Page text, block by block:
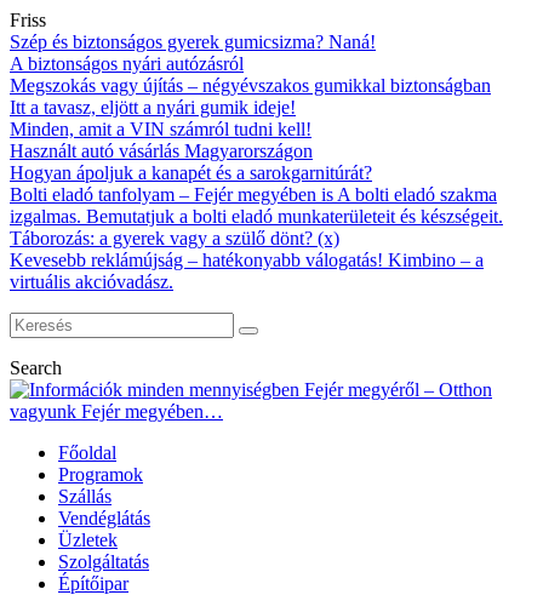
Friss
Szép és biztonságos gyerek gumicsizma? Naná!
A biztonságos nyári autózásról
Megszokás vagy újítás – négyévszakos gumikkal biztonságban
Itt a tavasz, eljött a nyári gumik ideje!
Minden, amit a VIN számról tudni kell!
Használt autó vásárlás Magyarországon
Hogyan ápoljuk a kanapét és a sarokgarnitúrát?
Bolti eladó tanfolyam – Fejér megyében is A bolti eladó szakma
izgalmas. Bemutatjuk a bolti eladó munkaterületeit és készségeit.
Táborozás: a gyerek vagy a szülő dönt? (x)
Kevesebb reklámújság – hatékonyabb válogatás! Kimbino – a
virtuális akcióvadász.
Search
Főoldal
Programok
Szállás
Vendéglátás
Üzletek
Szolgáltatás
Építőipar